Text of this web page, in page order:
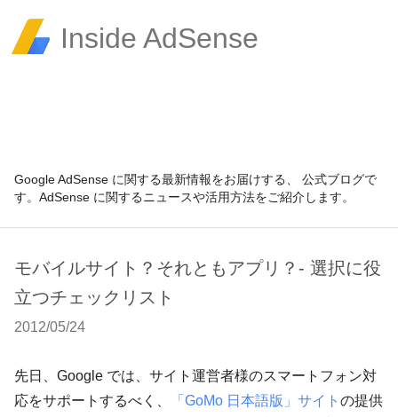
Inside AdSense
Google AdSense に関する最新情報をお届けする、 公式ブログで
す。AdSense に関するニュースや活用方法をご紹介します。
モバイルサイト？それともアプリ？- 選択に役
立つチェックリスト
2012/05/24
先日、Google では、サイト運営者様のスマートフォン対
応をサポートするべく、
「GoMo 日本語版」サイト の提供